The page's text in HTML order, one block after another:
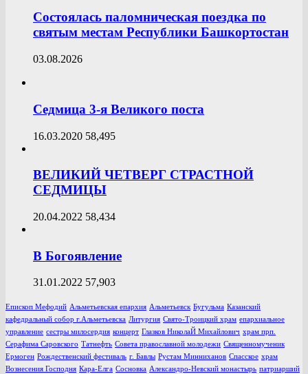
Состоялась паломническая поездка по
святым местам Республики Башкортостан
03.08.2026
Седмица 3-я Великого поста
16.03.2020 58,495
ВЕЛИКИЙ ЧЕТВЕРГ СТРАСТНОЙ
СЕДМИЦЫ
20.04.2022 58,434
В Богоявление
31.01.2022 57,903
Епископ Мефодий Альметьевская епархия Альметьевск Бугульма Казанский
кафедральный собор г.Альметьевска Литургия Свято-Троицкий храм епархиальное
управление сестры милосердия концерт Глазков НиколаЙ Михайлович храм прп.
Серафима Саровского Татнефть Совета православной молодежи Священномученик
Ермоген Рождественский фестиваль г. Бавлы Рустам Минниханов Спасское храм
Вознесения Господня Кара-Елга Сосновка Александро-Невский монастырь патриарший